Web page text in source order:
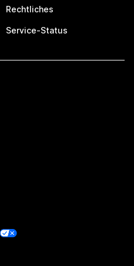
Rechtliches
Service-Status